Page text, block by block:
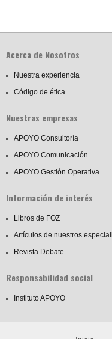
Acerca de Nosotros
Nuestra experiencia
Código de ética
Nuestras empresas
APOYO Consultoría
APOYO Comunicación
APOYO Gestión Operativa
Información de interés
Libros de FOZ
Artículos de nuestros
Revista Debate
Responsabilidad social
Instituto APOYO